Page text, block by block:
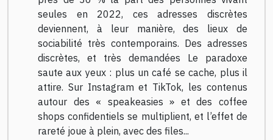
seules en 2022, ces adresses discrètes
deviennent, à leur manière, des lieux de
sociabilité très contemporains. Des adresses
discrètes, et très demandées Le paradoxe
saute aux yeux : plus un café se cache, plus il
attire. Sur Instagram et TikTok, les contenus
autour des « speakeasies » et des coffee
shops confidentiels se multiplient, et l’effet de
rareté joue à plein, avec des files...